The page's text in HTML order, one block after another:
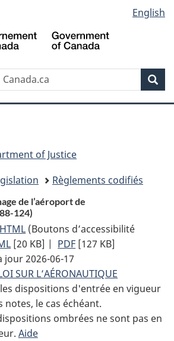
au
contenu
propos
de
la
HTML
simplifiée
English
of Justice
Règlements codifiés
de l’aéroport de
124)
HTML Texte
complet
:
Règlement
de
zonage
de
l’aéroport
(Boutons d’accessibilité
Texte
complet
:
Règlement
de
zonage
de
[20 KB] | PDF Texte
:
Règlement
de
zonage
[127 KB]
jour 2026-06-17
SUR L’AÉRONAUTIQUE
dispositions d'entrée en vigueur
notes, le cas échéant.
ombrées ne sont pas en
Aide